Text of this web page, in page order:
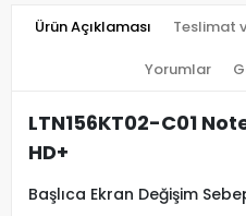
Ürün Açıklaması Teslimat
Yorumlar
LTN156KT02-C01
HD+
Başlıca Ekran Değişim